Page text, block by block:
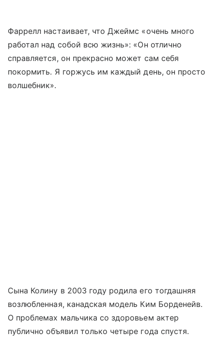
Фаррелл настаивает, что Джеймс «очень много
работал над собой всю жизнь»: «Он отлично
справляется, он прекрасно может сам себя
покормить. Я горжусь им каждый день, он просто
волшебник».
Сына Колину в 2003 году родила его тогдашняя
возлюбленная, канадская модель Ким Борденейв.
О проблемах мальчика со здоровьем актер
публично объявил только четыре года спустя.